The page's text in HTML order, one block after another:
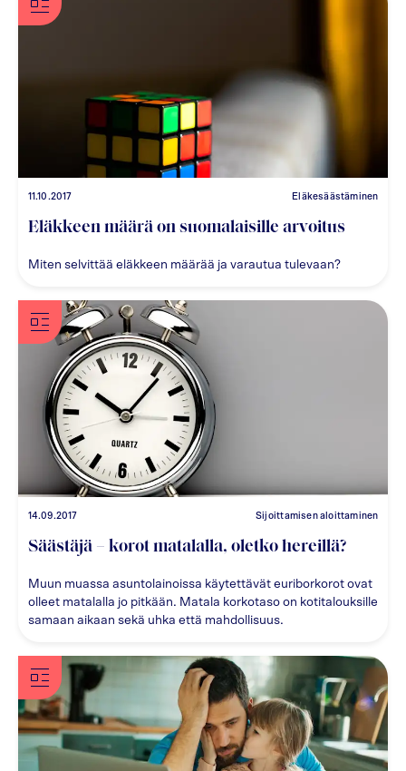
11.10.2017 Eläkesäästäminen
Eläkkeen määrä on suomalaisille arvoitus
Miten selvittää eläkkeen määrää ja varautua tulevaan?
14.09.2017 Sijoittamisen aloittaminen
Säästäjä – korot matalalla, oletko hereillä?
Muun muassa asuntolainoissa käytettävät euriborkorot ovat
olleet matalalla jo pitkään. Matala korkotaso on kotitalouksille
samaan aikaan sekä uhka että mahdollisuus.